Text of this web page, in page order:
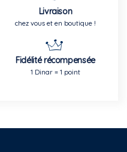
Livraison
chez vous et en boutique !
Fidélité récompensée
1 Dinar = 1 point